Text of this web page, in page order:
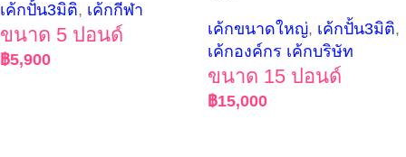
เค้กปั้น3มิติ, เค้กกีฬา
ขนาด 5 ปอนด์
฿5,900
เค้กขนาดใหญ่, เค้กปั้น3มิติ,
เค้กองค์กร เค้กบริษัท
ขนาด 15 ปอนด์
฿15,000